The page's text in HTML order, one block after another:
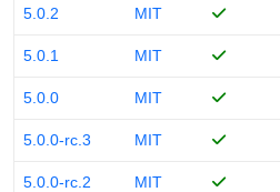
5.0.2 MIT
5.0.1 MIT
5.0.0 MIT
5.0.0-rc.3 MIT
5.0.0-rc.2 MIT